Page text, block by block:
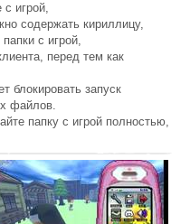
с игрой,
содержать кириллицу,
с игрой,
перед тем как
блокировать запуск
файлов.
папку с игрой полностью,